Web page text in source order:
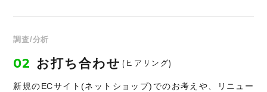
調査/分析
02 お打ち合わせ (ヒアリング)
新規のECサイト(ネットショップ)でのお考えや、リニュー